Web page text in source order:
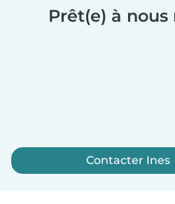
Prêt(e) à
Contacter Ines